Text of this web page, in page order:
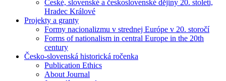
České, slovenské a československé dějiny 20. století,
Hradec Králové
Projekty a granty
Formy nacionalizmu v strednej Európe v 20. storočí
Forms of nationalism in central Europe in the 20th
century
Česko-slovenská historická ročenka
Publication Ethics
About Journal